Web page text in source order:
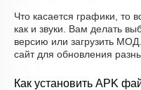
Что касается графики, то
как и звуки. Вам делать
версию или загрузить
сайт для обновления
Как установить APK